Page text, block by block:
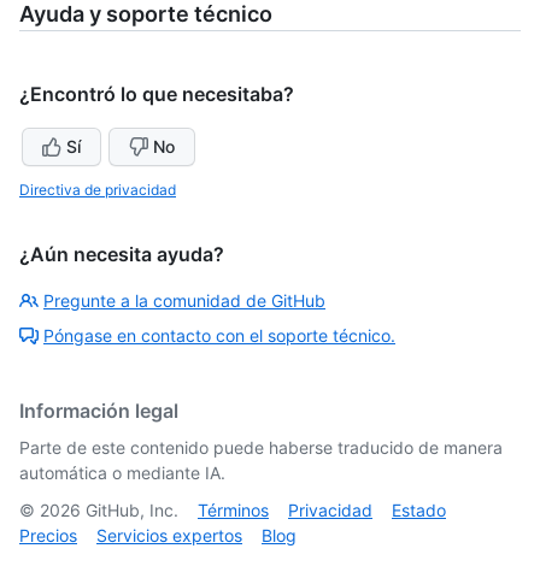
Ayuda y soporte técnico
¿Encontró lo que necesitaba?
Sí No
Directiva de privacidad
¿Aún necesita ayuda?
Pregunte a la comunidad de GitHub
Póngase en contacto con el soporte técnico.
Información legal
Parte de este contenido puede haberse traducido de manera
automática o mediante IA.
© 2026 GitHub, Inc. Términos Privacidad
Estado
Precios
Servicios expertos Blog